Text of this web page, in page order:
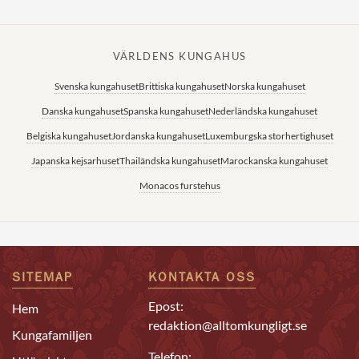
VÄRLDENS KUNGAHUS
Svenska kungahusetBrittiska kungahusetNorska kungahuset
Danska kungahusetSpanska kungahusetNederländska kungahuset
Belgiska kungahusetJordanska kungahusetLuxemburgska storhertighuset
Japanska kejsarhusetThailändska kungahusetMarockanska kungahuset
Monacos furstehus
SITEMAP
Hem
Kungafamiljen
KONTAKTA OSS
Epost:
redaktion@alltomkungligt.se